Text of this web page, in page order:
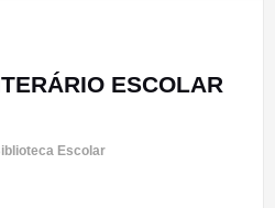
ESCOLAR
Escolar